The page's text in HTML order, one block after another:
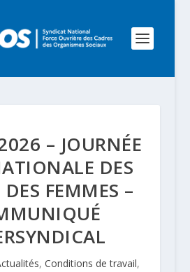
– JOURNÉE
DES
FEMMES –
, Conditions de travail,